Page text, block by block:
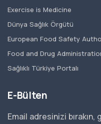
Exercise is Medicine
Dünya Sağlık Örgütü
European Food Safety
Food and Drug
Sağlıklı Türkiye Portalı
E-Bülten
Email adresinizi bırakın,